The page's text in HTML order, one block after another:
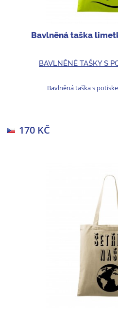
Bavlněná taška
BAVLNĚNÉ TAŠKY S
Bavlněná taška s
170 KČ